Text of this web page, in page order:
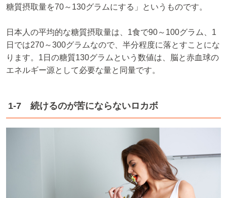
糖質摂取量を70～130グラムにする」というものです。
日本人の平均的な糖質摂取量は、1食で90～100グラム、1
日では270～300グラムなので、半分程度に落とすことにな
ります。1日の糖質130グラムという数値は、脳と赤血球の
エネルギー源として必要な量と同量です。
1-7 続けるのが苦にならないロカボ